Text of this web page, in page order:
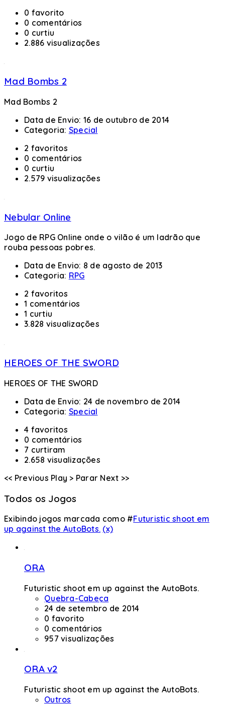
0 favorito
0 comentários
0 curtiu
2.886 visualizações
Mad Bombs 2
Mad Bombs 2
Data de Envio: 16 de outubro de 2014
Categoria: Special
2 favoritos
0 comentários
0 curtiu
2.579 visualizações
Nebular Online
Jogo de RPG Online onde o vilão é um ladrão que
rouba pessoas pobres.
Data de Envio: 8 de agosto de 2013
Categoria: RPG
2 favoritos
1 comentários
1 curtiu
3.828 visualizações
HEROES OF THE SWORD
HEROES OF THE SWORD
Data de Envio: 24 de novembro de 2014
Categoria: Special
4 favoritos
0 comentários
7 curtiram
2.658 visualizações
<< Previous Play > Parar Next >>
Todos os Jogos
Exibindo jogos marcada como #Futuristic shoot em
up against the AutoBots. (x)
ORA
Futuristic shoot em up against the AutoBots.
Quebra-Cabeça
24 de setembro de 2014
0 favorito
0 comentários
957 visualizações
ORA v2
Futuristic shoot em up against the AutoBots.
Outros